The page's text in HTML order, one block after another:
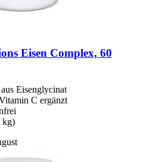
Eisen Complex, 60
Eisenglycinat
C ergänzt
kg)